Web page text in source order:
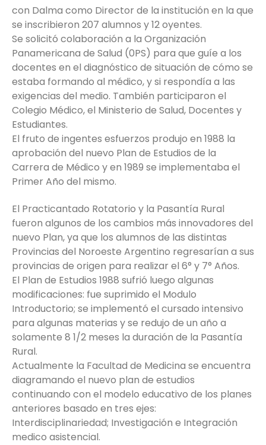
con Dalma como Director de la institución en la que
se inscribieron 207 alumnos y 12 oyentes.
Se solicitó colaboración a la Organización
Panamericana de Salud (0PS) para que guíe a los
docentes en el diagnóstico de situación de cómo se
estaba formando al médico, y si respondía a las
exigencias del medio. También participaron el
Colegio Médico, el Ministerio de Salud, Docentes y
Estudiantes.
El fruto de ingentes esfuerzos produjo en 1988 la
aprobación del nuevo Plan de Estudios de la
Carrera de Médico y en 1989 se implementaba el
Primer Año del mismo.
El Practicantado Rotatorio y la Pasantía Rural
fueron algunos de los cambios más innovadores del
nuevo Plan, ya que los alumnos de las distintas
Provincias del Noroeste Argentino regresarían a sus
provincias de origen para realizar el 6° y 7° Años.
El Plan de Estudios 1988 sufrió luego algunas
modificaciones: fue suprimido el Modulo
Introductorio; se implementó el cursado intensivo
para algunas materias y se redujo de un año a
solamente 8 1/2 meses la duración de la Pasantía
Rural.
Actualmente la Facultad de Medicina se encuentra
diagramando el nuevo plan de estudios
continuando con el modelo educativo de los planes
anteriores basado en tres ejes:
Interdisciplinariedad; Investigación e Integración
medico asistencial.